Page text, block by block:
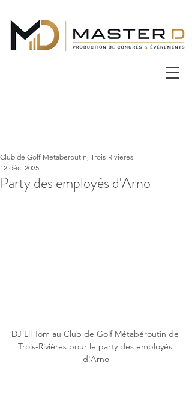
Party des employés d'Arno
Club de Golf Metaberoutin, Trois-Rivieres
12 déc. 2025
DJ Lil Tom au Club de Golf Métabéroutin de
Trois-Rivières pour le party des employés
d'Arno